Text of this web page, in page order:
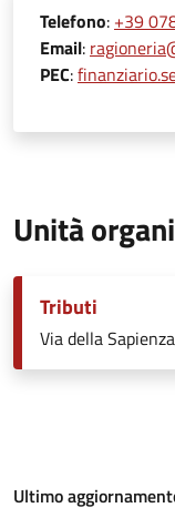
Telefono: +39
Email:
PEC:
Unità
Tributi
Via della
Ultimo